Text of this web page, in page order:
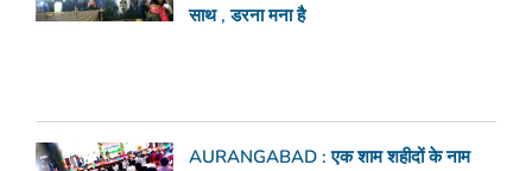
साथ , डरना मना है
AURANGABAD : एक शाम शहीदों के नाम